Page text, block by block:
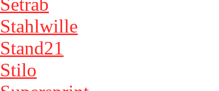
Stahlwille
Stand21
Stilo